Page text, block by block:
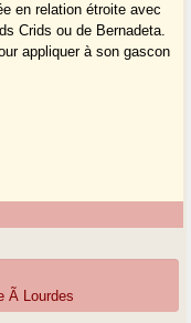
en relation étroite avec
Crids ou de Bernadeta.
appliquer à son gascon
Ã Lourdes